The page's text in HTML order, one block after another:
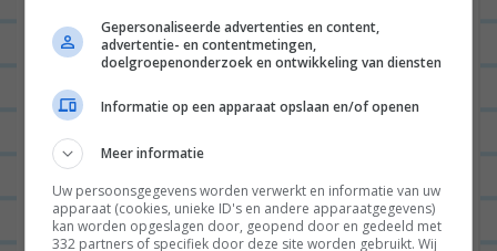
Site
Gepersonaliseerde advertenties en content,
advertentie- en contentmetingen,
doelgroepenonderzoek en ontwikkeling van diensten
Informatie op een apparaat opslaan en/of openen
Meer informatie
Uw persoonsgegevens worden verwerkt en informatie van uw
apparaat (cookies, unieke ID's en andere apparaatgegevens)
kan worden opgeslagen door, geopend door en gedeeld met
332 partners of specifiek door deze site worden gebruikt. Wij